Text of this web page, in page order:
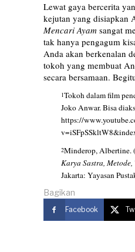
Lewat gaya bercerita
kejutan yang disiapkan
Mencari Ayam sangat
tak hanya pengagum
Anda akan berkenalan
tokoh yang membuat
secara bersamaan.
1Tokoh dalam film
Joko Anwar. Bisa
https://
2Minderop, Albertine.
Karya Sastra,
Jakarta: Yayasan
Bagikan
Facebook